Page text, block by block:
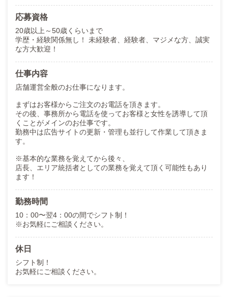
応募資格
20歳以上～50歳くらいまで
学歴・経験関係無し！ 未経験者、経験者、マジメな方、誠実
な方大歓迎！
仕事内容
店舗運営全般のお仕事になります。
まずはお客様からご注文のお電話を頂きます。
その後、事務所から電話を使ってお客様と女性を誘導して頂
くことがメインのお仕事です。
勤務中は広告サイトの更新・管理も並行して作業して頂きま
す。
※基本的な業務を覚えてから後々、
店長、エリア統括者としての業務を覚えて頂く可能性もあり
ます！
勤務時間
10：00〜翌4：00の間でシフト制！
※お気軽にご相談ください。
休日
シフト制！
お気軽にご相談ください。